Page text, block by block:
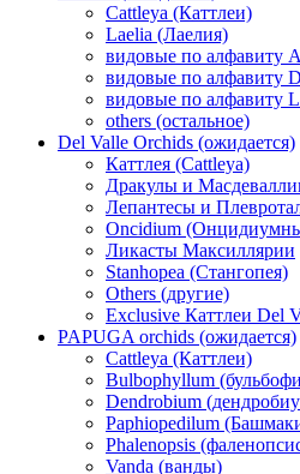
Cattleya (Каттлеи)
Laelia (Лаелия)
видовые по алфавиту
видовые по алфавиту
видовые по алфавиту
others (остальное)
Del Valle Orchids (ожидается)
Каттлея (Cattleya)
Дракулы и
Лепантесы и
Oncidium
Ликасты Максиллярии
Stanhopea (Стангопея)
Others (другие)
Exclusive Каттлеи Del
PAPUGA orchids (ожидается)
Cattleya (Каттлеи)
Bulbophyllum
Dendrobium
Paphiopedilum
Phalenopsis
Vanda (ванды)